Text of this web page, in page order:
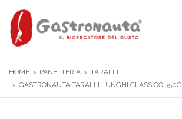
HOME PANETTERIA
TARALLI
GASTRONAUTA TARALLI LUNGHI CLASSICO 350G